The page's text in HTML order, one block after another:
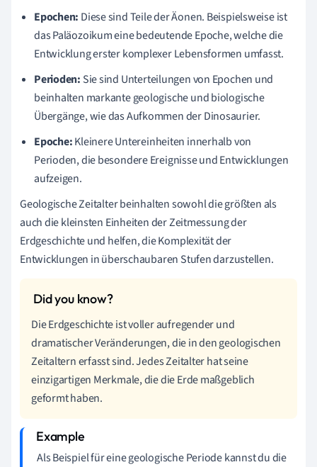
Epochen: Diese sind Teile der Äonen. Beispielsweise ist
das Paläozoikum eine bedeutende Epoche, welche die
Entwicklung erster komplexer Lebensformen umfasst.
Perioden: Sie sind Unterteilungen von Epochen und
beinhalten markante geologische und biologische
Übergänge, wie das Aufkommen der Dinosaurier.
Epoche:Kleinere Untereinheiten innerhalb von
Perioden, die besondere Ereignisse und Entwicklungen
aufzeigen.
Geologische Zeitalter beinhalten sowohl die größten als
auch die kleinsten Einheiten der Zeitmessung der
Erdgeschichte und helfen, die Komplexität der
Entwicklungen in überschaubaren Stufen darzustellen.
Die Erdgeschichte ist voller aufregender und
dramatischer Veränderungen, die in den geologischen
Zeitaltern erfasst sind. Jedes Zeitalter hat seine
einzigartigen Merkmale, die die Erde maßgeblich
geformt haben.
Als Beispiel für eine geologische Periode kannst du die